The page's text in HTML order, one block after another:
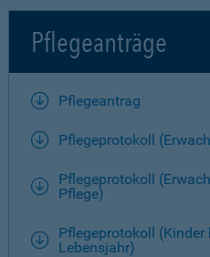
Pflegeanträge
Pflegeantrag
Pflegeprotokoll
Pflegeprotokoll
Pflege)
Pflegeprotokoll (Kinder
Lebensjahr)